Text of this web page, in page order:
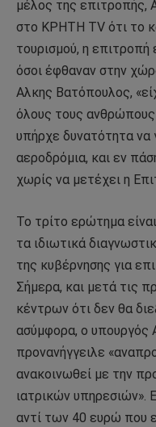
μέλος της επιτροπής,
στο KΡHTH TV ότι το
τουρισμού, η επιτροπή
όσοι έφθαναν στην
Αλκης Βατόπουλος,
όλους τους
υπήρχε δυνατότητα να
αεροδρόμια, και εν
χωρίς να μετέχει η
To τρίτο ερώτημα
τα ιδιωτικά
της κυβέρνησης για
Σήμερα, και μετά τις
κέντρων ότι δεν θα
ασύμφορα, ο υπουργός
προνανήγγειλε
ανακοινωθεί με την
ιατρικών υπηρεσιών».
αντί των 40 ευρώ που